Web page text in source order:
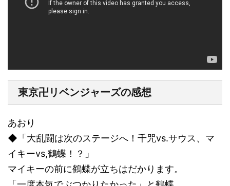
東京卍リベンジャーズの感想
あおり
◆「大乱闘は次のステージへ！千咒vs.サウス、マ
イキーvs,鶴蝶！？」
マイキーの前に鶴蝶が立ちはだかります。